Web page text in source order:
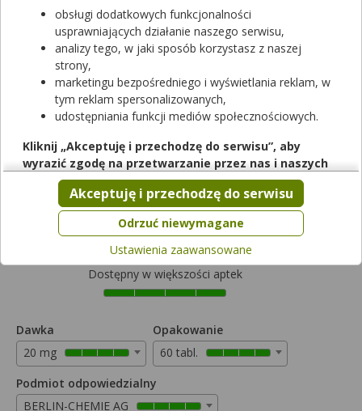
Primacor
tabletki powlekane|20 mg| 60 tabl.
lek na receptę
Rezerwuj
Cena zależna od apteki
Dostępny w większości aptek
Dawka
20 mg
Opakowanie
60 tabl.
Podmiot odpowiedzialny
BERLIN-CHEMIE AG
obsługi dodatkowych funkcjonalności
usprawniających działanie naszego serwisu,
analizy tego, w jaki sposób korzystasz z naszej
strony,
marketingu bezpośredniego i wyświetlania reklam, w
tym reklam spersonalizowanych,
udostępniania funkcji mediów społecznościowych.
Kliknij „Akceptuję i przechodzę do serwisu”, aby
wyrazić zgodę na przetwarzanie przez nas i naszych
partnerów Twoich danych w powyższych celach.
Pamiętaj, że wyrażenie zgody jest dobrowolne, a wyrażoną
zgodę możesz w każdej chwili cofnąć, możesz też wycofać
zgodę na przetwarzanie Twoich danych tylko w niektórych
celach. Jeżeli chcesz dowiedzieć się więcej lub chcesz
przeprowadzić konfigurację szczegółową, to możesz tego
dokonać za pomocą „Ustawień zaawansowanych”.
zewnętrznych w naszym serwisie znajdziesz w
Serwisu.
Odrzuć niewymagane
Akceptuję i przechodzę do serwisu
Ustawienia zaawansowane